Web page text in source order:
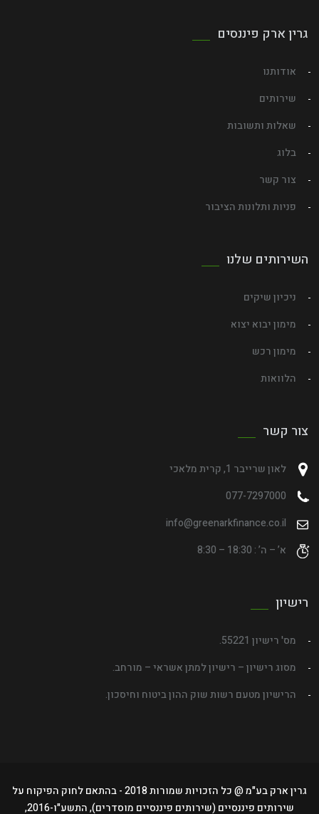
גרין ארק פיננסים
אודותנו
שירותים
שאלות ותשובות
בלוג
צור קשר
פניות ותלונות הציבור
השירותים שלנו
ניכיון שיקים
מימון יבוא יצוא
מימון רכש
הלוואות
צור קשר
לאון שרייבר 1, קרית מלאכי
077-7297000
info@greenarkfinance.co.il
א’ – ה’ : 18:30 – 8:30
רישיון
מס' רישיון 55221.
מסוג רישיון – רישיון למתן אשראי – מורחב.
הרישיון מטעם רשות שוק ההון ביטוח וחיסכון.
גרין ארק בע"מ @ כל הזכויות שמורות 2018 - בהתאם לחוק הפיקוח על
שירותים פיננסיים (שירותים פיננסיים מוסדרים), התשע"ו-2016,